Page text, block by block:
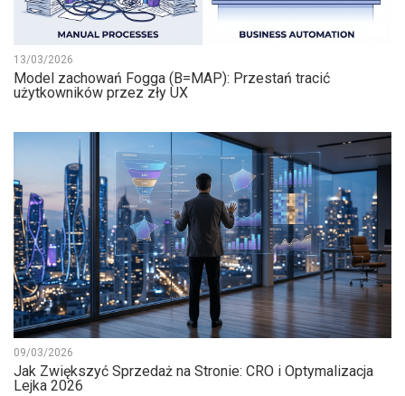
13/03/2026
Model zachowań Fogga (B=MAP): Przestań tracić
użytkowników przez zły UX
09/03/2026
Jak Zwiększyć Sprzedaż na Stronie: CRO i Optymalizacja
Lejka 2026